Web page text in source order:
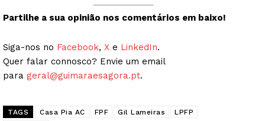
Partilhe a sua opinião nos comentários em baixo!
Siga-nos no Facebook, X e LinkedIn.
Quer falar connosco? Envie um email
para geral@guimaraesagora.pt.
TAGS Casa Pia AC FPF Gil Lameiras
LPFP